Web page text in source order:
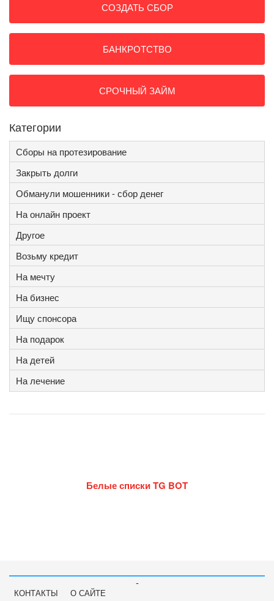
СОЗДАТЬ СБОР
БАНКРОТСТВО
СРОЧНЫЙ ЗАЙМ
Категории
Сборы на протезирование
Закрыть долги
Обманули мошенники - сбор денег
На онлайн проект
Другое
Возьму кредит
На мечту
На бизнес
Ищу спонсора
На подарок
На детей
На лечение
Белые списки TG BOT
-
КОНТАКТЫ
О САЙТЕ